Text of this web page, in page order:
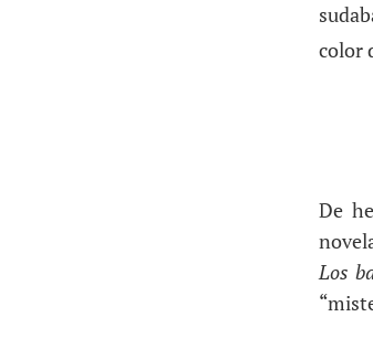
color
De
Los